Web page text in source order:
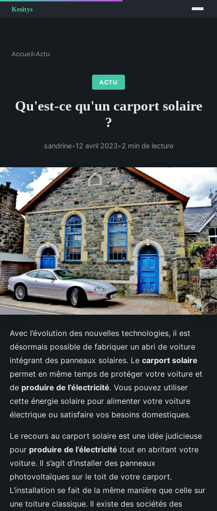
Accueil›Actu
ACTU
Qu'est-ce qu'un carport solaire
?
sandrine•12 avril 2023•2 min de lecture
Avec l’évolution des nouvelles technologies, il est
désormais possible de fabriquer un abri de voiture
intégrant des panneaux solaires. Le carport solaire
permet en même temps de protéger votre voiture et
de produire de l’électricité. Vous pouvez utiliser
cette énergie solaire pour alimenter votre voiture
électrique ou satisfaire vos besoins domestiques.
Le recours au carport solaire est une idée judicieuse
pour produire de l’électricité tout en abritant votre
voiture. Il s’agit d’installer des panneaux
photovoltaïques sur le toit de votre carport.
L’installation se fait de la même manière que celle sur
une toiture classique. Il existe des sociétés des